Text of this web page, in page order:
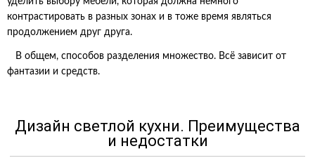
контрастировать в разных зонах и в тоже время являться
продолжением друг друга.
В общем, способов разделения множество. Всё зависит от
фантазии и средств.
Дизайн светлой кухни. Преимущества
и недостатки